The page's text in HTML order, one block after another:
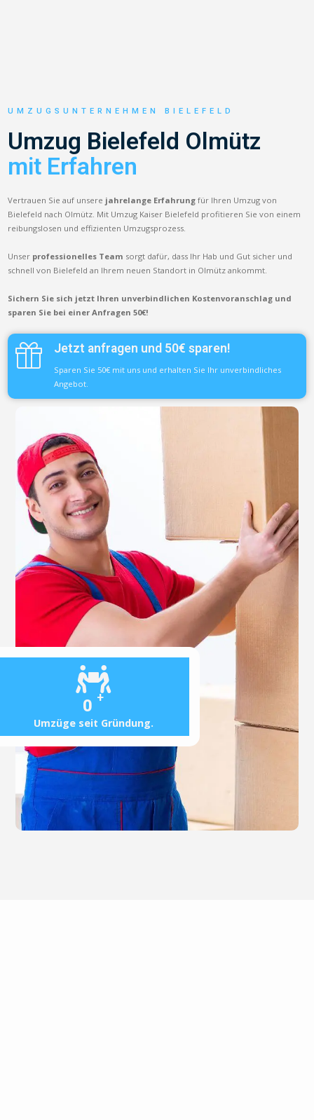
0 +
Umzüge seit Gründung.
UMZUGSUNTERNEHMEN BIELEFELD
Umzug Bielefeld Olmütz
mit Erfahren
Vertrauen Sie auf unsere jahrelange Erfahrung für Ihren Umzug von
Bielefeld nach Olmütz. Mit Umzug Kaiser Bielefeld profitieren Sie von einem
reibungslosen und effizienten Umzugsprozess.
Unser professionelles Team sorgt dafür, dass Ihr Hab und Gut sicher und
schnell von Bielefeld an Ihrem neuen Standort in Olmütz ankommt.
Sichern Sie sich jetzt Ihren unverbindlichen Kostenvoranschlag und
sparen Sie bei einer Anfragen 50€!
Jetzt anfragen und 50€ sparen!
Sparen Sie 50€ mit uns und erhalten Sie Ihr unverbindliches
Angebot.